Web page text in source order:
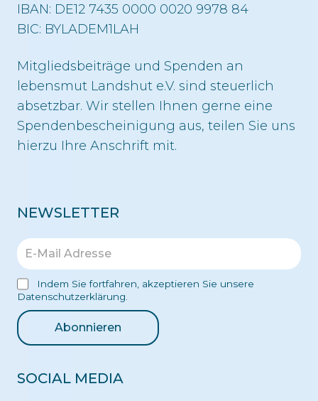
IBAN: DE12 7435 0000 0020 9978 84
BIC: BYLADEM1LAH
Mitgliedsbeiträge und Spenden an
lebensmut Landshut e.V. sind steuerlich
absetzbar. Wir stellen Ihnen gerne eine
Spendenbescheinigung aus, teilen Sie uns
hierzu Ihre Anschrift mit.
NEWSLETTER
Indem Sie fortfahren, akzeptieren Sie unsere
Datenschutzerklärung.
SOCIAL MEDIA